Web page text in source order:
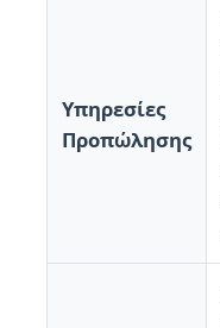
Υπηρεσίες
Προπώλησης